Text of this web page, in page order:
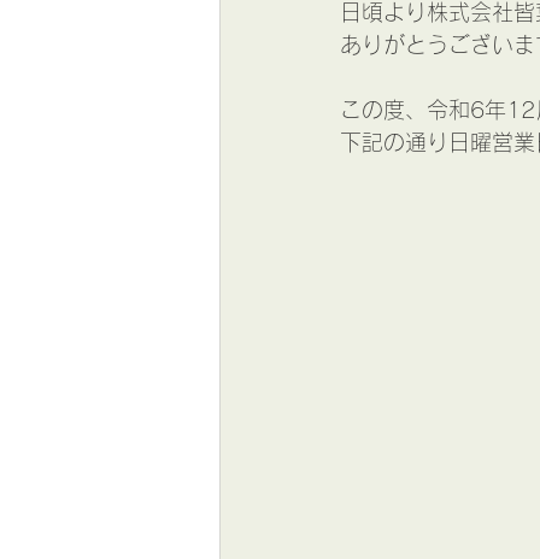
日頃より株式会社
ありがとうございま
この度、令和6年
下記の通り日曜営